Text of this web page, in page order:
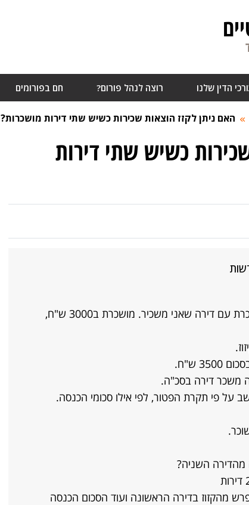
הדין שלנו רוצה לנהל פורום? חם בפורומים
האם ניתן לקזז הוצאות שכירות כשיש שתי דירות מושכרות?
כשיש שתי דירות
נאמר שניתן לקזז דירה בבעלותי מושכרת עם דירה שאני משכיר. מושכרת ב3000 ש"ח,
ש"ח.
משכר דירה בסכ"ה.
על פי תקרת הפטור, לפי אילו סכומי הכנסה.
מהדירה השניה?
מהקזוז בדירה הראשונה ועוד הסכום הכנסה